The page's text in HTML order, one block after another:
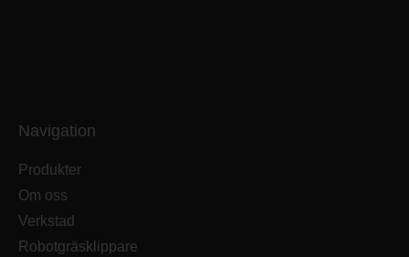
Navigation
Produkter
Om oss
Verkstad
Robotgräsklippare